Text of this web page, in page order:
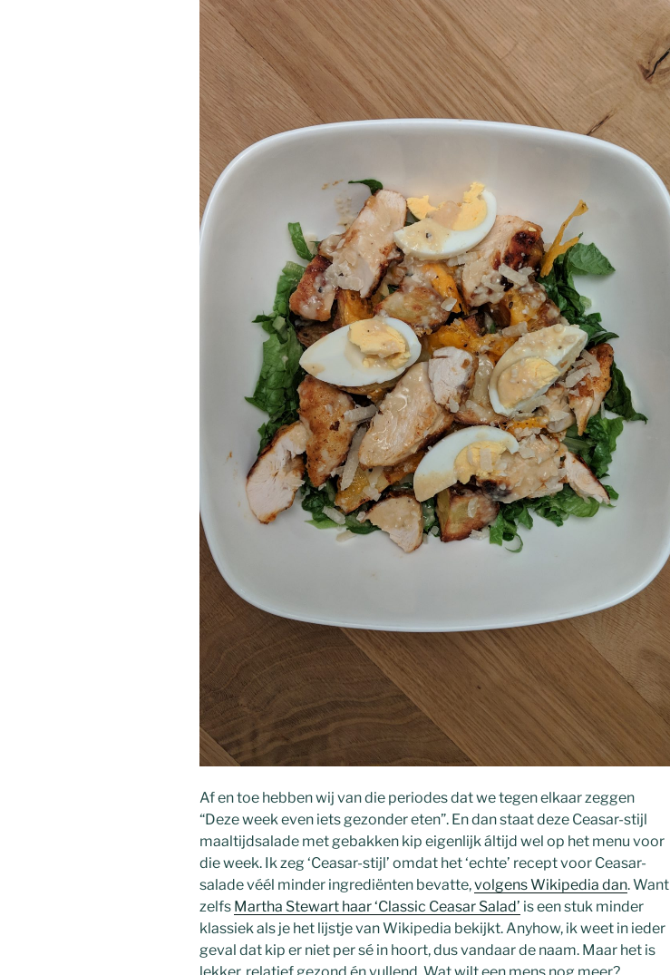
Af en toe hebben wij van die periodes dat we tegen elkaar zeggen
“Deze week even iets gezonder eten”. En dan staat deze Ceasar-stijl
maaltijdsalade met gebakken kip eigenlijk áltijd wel op het menu voor
die week. Ik zeg ‘Ceasar-stijl’ omdat het ‘echte’ recept voor Ceasar-
salade véél minder ingrediënten bevatte,volgens Wikipedia dan. Want
zelfs Martha Stewart haar ‘Classic Ceasar Salad’ is een stuk minder
klassiek als je het lijstje van Wikipedia bekijkt. Anyhow, ik weet in ieder
geval dat kip er niet per sé in hoort, dus vandaar de naam. Maar het is